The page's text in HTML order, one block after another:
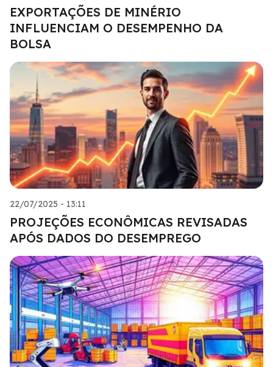
EXPORTAÇÕES DE MINÉRIO
INFLUENCIAM O DESEMPENHO DA
BOLSA
22/07/2025 - 13:11
PROJEÇÕES ECONÔMICAS REVISADAS
APÓS DADOS DO DESEMPREGO